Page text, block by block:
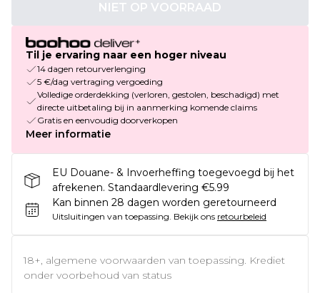
NIET OP VOORRAAD
Til je ervaring naar een hoger niveau
14 dagen retourverlenging
5 €/dag vertraging vergoeding
Volledige orderdekking (verloren, gestolen, beschadigd) met
directe uitbetaling bij in aanmerking komende claims
Gratis en eenvoudig doorverkopen
Meer informatie
EU Douane- & Invoerheffing toegevoegd bij het
afrekenen. Standaardlevering €5.99
Kan binnen 28 dagen worden geretourneerd
Uitsluitingen van toepassing. Bekijk ons retourbeleid
18+, algemene voorwaarden van toepassing. Krediet
onder voorbehoud van status